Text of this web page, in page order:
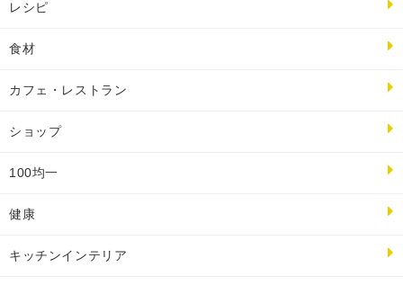
レシピ
食材
カフェ・レストラン
ショップ
100均一
健康
キッチンインテリア